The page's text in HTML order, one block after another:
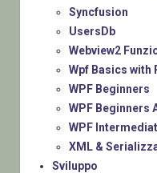
Syncfusion
UsersDb
Webview2
Wpf Basics with
WPF Beginners
WPF Beginners
WPF
XML &
Sviluppo